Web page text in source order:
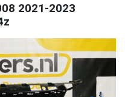
2021-2023